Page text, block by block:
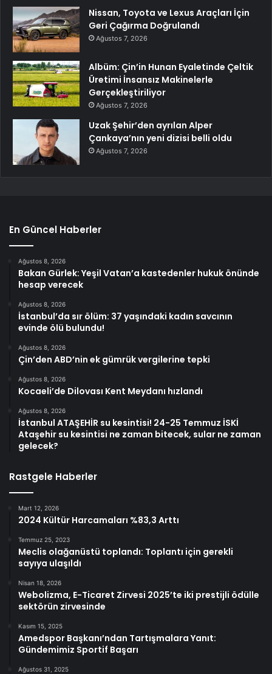
Nissan, Toyota ve Lexus Araçları İçin
Geri Çağırma Doğrulandı
Ağustos 7, 2026
Albüm: Çin’in Hunan Eyaletinde Çeltik
Üretimi İnsansız Makinelerle
Gerçekleştiriliyor
Ağustos 7, 2026
Uzak Şehir’den ayrılan Alper
Çankaya’nın yeni dizisi belli oldu
Ağustos 7, 2026
En Güncel Haberler
Ağustos 8, 2026
Bakan Gürlek: Yeşil Vatan’a kastedenler hukuk önünde
hesap verecek
Ağustos 8, 2026
İstanbul’da sır ölüm: 37 yaşındaki kadın savcının
evinde ölü bulundu!
Ağustos 8, 2026
Çin’den ABD’nin ek gümrük vergilerine tepki
Ağustos 8, 2026
Kocaeli’de Dilovası Kent Meydanı hızlandı
Ağustos 8, 2026
İstanbul ATAŞEHİR su kesintisi! 24-25 Temmuz İSKİ
Ataşehir su kesintisi ne zaman bitecek, sular ne zaman
gelecek?
Rastgele Haberler
Mart 12, 2026
2024 Kültür Harcamaları %83,3 Arttı
Temmuz 25, 2023
Meclis olağanüstü toplandı: Toplantı için gerekli
sayıya ulaşıldı
Nisan 18, 2026
Webolizma, E-Ticaret Zirvesi 2025’te iki prestijli ödülle
sektörün zirvesinde
Kasım 15, 2025
Amedspor Başkanı’ndan Tartışmalara Yanıt:
Gündemimiz Sportif Başarı
Ağustos 31, 2025